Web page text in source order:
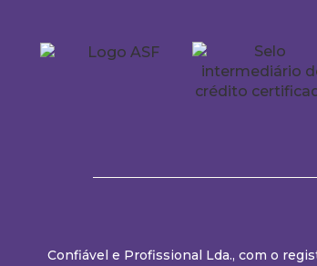
Confiável e Profissional Lda., com o